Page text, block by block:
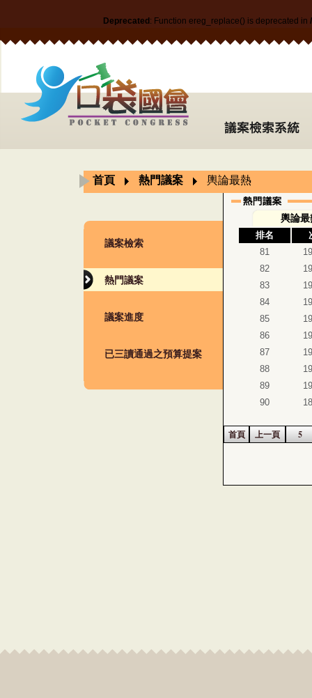
Deprecated : Function ereg_replace() is deprecated in
首頁 熱門議案 輿論最熱
議案檢索
熱門議案
議案進度
已三讀通過之預算提案
輿論
排名
81
82
83
84
85
86
87
88
89
90
首頁 上一頁 5